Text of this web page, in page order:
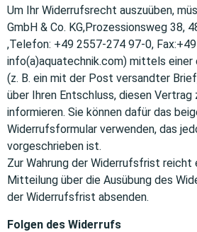
Um Ihr Widerrufsrecht auszuüben,
GmbH & Co. KG,Prozessionsweg 38,
,Telefon: +49 2557-274 97-0,
info(a)aquatechnik.com) mittels einer
(z. B. ein mit der Post versandter
über Ihren Entschluss, diesen Vertrag
informieren. Sie können dafür das
Widerrufsformular verwenden, das
vorgeschrieben ist.
Zur Wahrung der Widerrufsfrist reicht
Mitteilung über die Ausübung des
der Widerrufsfrist absenden.
Folgen des Widerrufs